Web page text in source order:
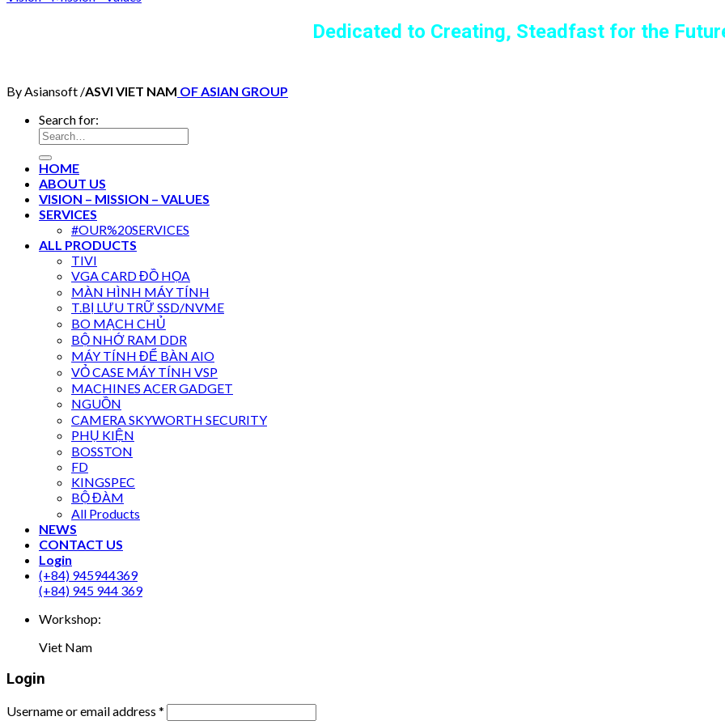
Dedicated to Creating, Steadfast for the
By Asiansoft /ASVI VIET NAM OF ASIAN GROUP
Search for:
HOME
ABOUT US
VISION – MISSION – VALUES
SERVICES
#OUR%20SERVICES
ALL PRODUCTS
TIVI
VGA CARD ĐỒ HỌA
MÀN HÌNH MÁY TÍNH
T.BỊ LƯU TRỮ SSD/NVME
BO MẠCH CHỦ
BỘ NHỚ RAM DDR
MÁY TÍNH ĐỂ BÀN AIO
VỎ CASE MÁY TÍNH VSP
MACHINES ACER GADGET
NGUỒN
CAMERA SKYWORTH SECURITY
PHỤ KIỆN
BOSSTON
FD
KINGSPEC
BỘ ĐÀM
All Products
NEWS
CONTACT US
Login
(+84) 945944369
(+84) 945 944 369
Workshop:
Viet Nam
Login
Username or email address *